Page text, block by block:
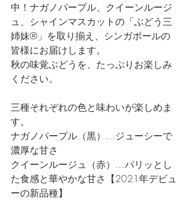
中！ナガノパープル、クイーンルージ
ュ、シャインマスカットの「ぶどう三
姉妹®」を取り揃え、シンガポールの
皆様にお届けします。
秋の味覚ぶどうを、たっぷりお楽しみ
ください。
三種それぞれの色と味わいが楽しめま
す。
ナガノパープル（黒）…ジューシーで
濃厚な甘さ
クイーンルージュ（赤）…パリッとし
た食感と華やかな甘さ【2021年デビュ
ーの新品種】